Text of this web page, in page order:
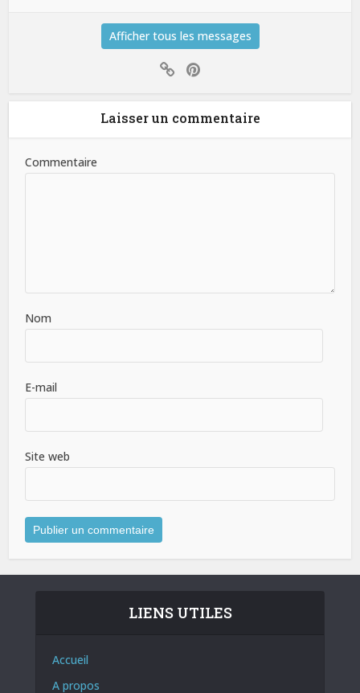
Afficher tous les messages
Laisser un commentaire
Commentaire
Nom
E-mail
Site web
LIENS UTILES
Accueil
A propos